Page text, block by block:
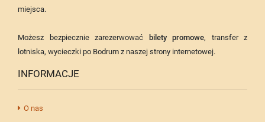
miejsca.
Możesz bezpiecznie zarezerwować bilety promowe, transfer z
lotniska, wycieczki po Bodrum z naszej strony internetowej.
INFORMACJE
O nas